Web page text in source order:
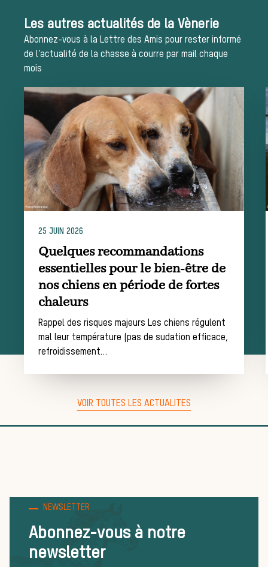
Les missions de la Société de Vènerie
Assister à une chasse à courre
Déroulement
d’une journée
de chasse
Trouver un
équipage
Règles et
pratiques
Les autres actualités de la Vènerie
Abonnez-vous à la Lettre des Amis pour rester informé
de l’actualité de la chasse à courre par mail chaque
mois
25 JUIN 2026
Quelques recommandations
essentielles pour le bien-être de
nos chiens en période de fortes
chaleurs
Rappel des risques majeurs Les chiens régulent
mal leur température (pas de sudation efficace,
refroidissement…
VOIR TOUTES LES ACTUALITES
NEWSLETTER
Abonnez-vous à notre
newsletter